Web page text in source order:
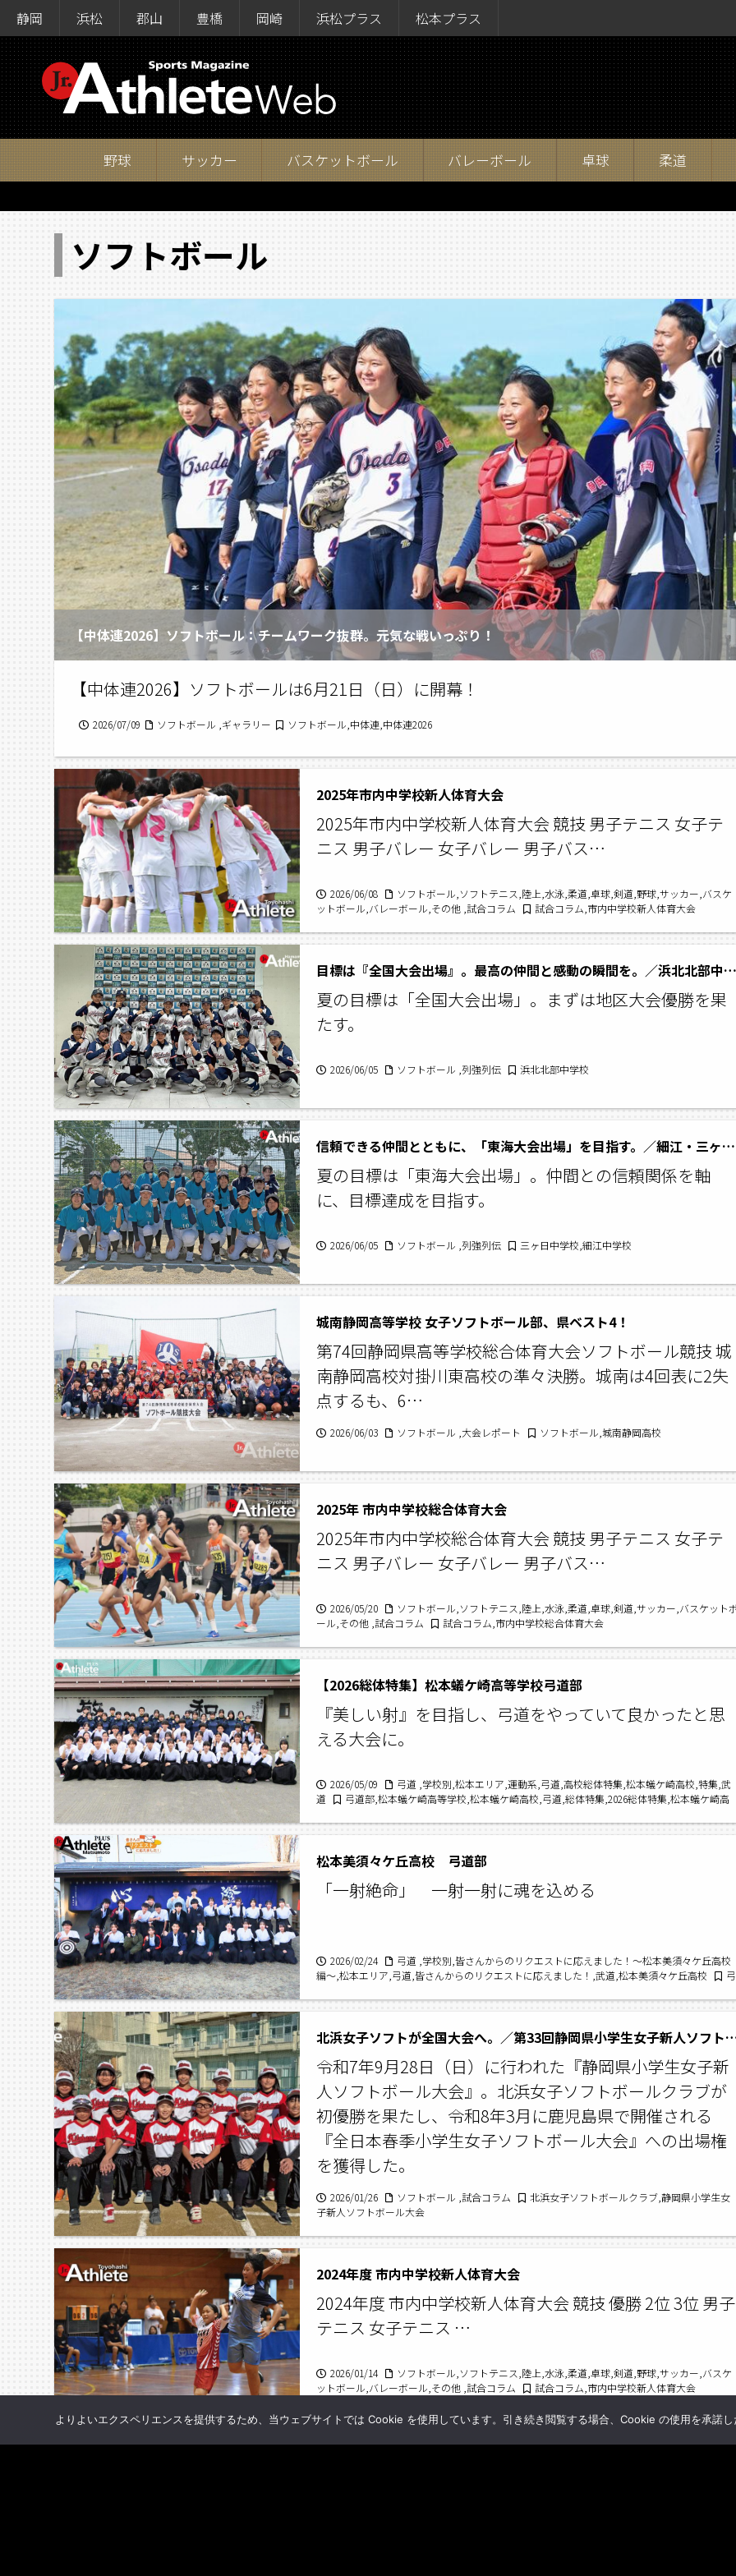
静岡 浜松 郡山 豊橋 岡崎 浜松プラス 松本プラス
野球 サッカー バスケットボール バレーボール 卓球 柔道
ソフトボール
【中体連2026】ソフトボール：チームワーク抜群。元気な戦いっぷり！
【中体連2026】ソフトボールは6月21日（日）に開幕！
2026/07/09 ソフトボール ,ギャラリー ソフトボール,中体連,中体連2026
2025年市内中学校新人体育大会
2025年市内中学校新人体育大会 競技 男子テニス 女子テ
ニス 男子バレー 女子バレー 男子バス…
2026/06/08
ソフトボール,ソフトテニス,陸上,水泳,柔道,卓球,剣道,野球,サッカー,バスケ
ットボール,バレーボール,その他 ,試合コラム
試合コラム,市内中学校新人体育大会
目標は『全国大会出場』。最高の仲間と感動の瞬間を。／浜北北部中学校ソフトボール部
夏の目標は「全国大会出場」。まずは地区大会優勝を果
たす。
2026/06/05 ソフトボール ,列強列伝 浜北北部中学校
信頼できる仲間とともに、「東海大会出場」を目指す。／細江・三ヶ日中学校ソフトボール部
夏の目標は「東海大会出場」。仲間との信頼関係を軸
に、目標達成を目指す。
2026/06/05 ソフトボール ,列強列伝 三ヶ日中学校,細江中学校
城南静岡高等学校 女子ソフトボール部、県ベスト4！
第74回静岡県高等学校総合体育大会ソフトボール競技 城
南静岡高校対掛川東高校の準々決勝。城南は4回表に2失
点するも、6…
2026/06/03 ソフトボール ,大会レポート ソフトボール,城南静岡高校
2025年 市内中学校総合体育大会
2025年市内中学校総合体育大会 競技 男子テニス 女子テ
ニス 男子バレー 女子バレー 男子バス…
2026/05/20
ソフトボール,ソフトテニス,陸上,水泳,柔道,卓球,剣道,サッカー,バスケット
ール,その他 ,試合コラム
試合コラム,市内中学校総合体育大会
【2026総体特集】松本蟻ケ崎高等学校弓道部
『美しい射』を目指し、弓道をやっていて良かったと思
える大会に。
2026/05/09
弓道 ,学校別,松本エリア,運動系,弓道,高校総体特集,松本蟻ケ崎高校,特集,武
道
弓道部,松本蟻ケ崎高等学校,松本蟻ケ崎高校,弓道,総体特集,2026総体特集,松本蟻ケ崎高
松本美須々ケ丘高校 弓道部
「一射絶命」 一射一射に魂を込める
2026/02/24
弓道 ,学校別,皆さんからのリクエストに応えました！〜松本美須々ケ丘高校
編〜,松本エリア,弓道,皆さんからのリクエストに応えました！,武道,松本美須々ケ丘高校
弓
丘高等学校弓道部,松本美須々ケ丘高校弓道部,美須々ケ丘高校弓道部,美須々弓道部
北浜女子ソフトが全国大会へ。／第33回静
令和7年9月28日（日）に行われた『静岡県小学生女子新
人ソフトボール大会』。北浜女子ソフトボールクラブが
初優勝を果たし、令和8年3月に鹿児島県で開催される
『全日本春季小学生女子ソフトボール大会』への出場権
を獲得した。
2026/01/26 ソフトボール ,試合コラム
北浜女子ソフトボールクラブ,静岡県小学生女
子新人ソフトボール大会
2024年度 市内中学校新人体育大会
2024年度 市内中学校新人体育大会 競技 優勝 2位 3位 男子
テニス 女子テニス …
2026/01/14
ソフトボール,ソフトテニス,陸上,水泳,柔道,卓球,剣道,野球,サッカー,バスケ
ットボール,バレーボール,その他 ,試合コラム
試合コラム,市内中学校新人体育大会
よりよいエクスペリエンスを提供するため、当ウェブサイトでは Cookie を使用しています。引き続き閲覧する場合、Cookie の使用を承諾